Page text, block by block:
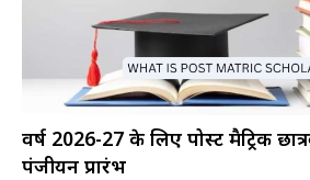
वर्ष 2026-27 के लिए पोस्ट मैट्रिक
पंजीयन प्रारंभ